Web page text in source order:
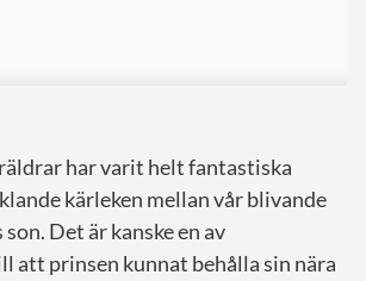
har varit helt fantastiska
kärleken mellan vår blivande
Det är kanske en av
att prinsen kunnat behålla sin nära